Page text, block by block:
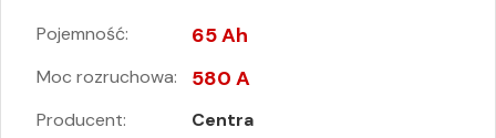
Pojemność: 65 Ah
Moc rozruchowa: 580 A
Producent: Centra